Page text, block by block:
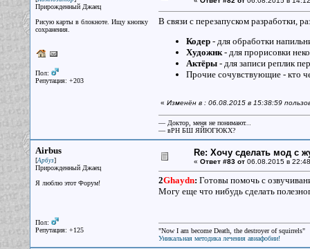
Прирожденный Джаец
Рисую карты в блокноте. Ищу кнопку
сохранения.
Пол:
Репутация: +203
В связи с перезапуском разработки,
Кодер- для обработки
Художнк- для прорисовки
Актёры- для записи реплик
Прочие сочувствующие - кто
« Изменён в : 06.08.2015 в 15:38:59
— Доктор, меня не понимают...
— вРН БШ ЯЙЮГЮКХ?
Airbus
[Арбуз]
Прирожденный Джаец
Я люблю этот Форум!
Пол:
Репутация: +125
Re: Хочу сделать мод с
« Ответ #83 от06.08.2015 в
2Ghaydn: Готовы помочь с
Могу еще что нибудь сделать
"Now I am become Death, the destroyer of squirrels"
Уникальная методика лечения авиафобии!